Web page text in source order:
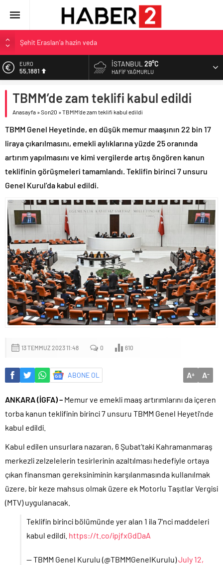
Şehit Eraslan’a hazin veda
Toprak Razgatlıoğlu Çekya’da ikinci oldu
Malatya’da Bakırcılar Çarşısı’na ilk kazma
İzmit Belediyesi’nden Tepeköy’de asfalt mesaisi
EURO
55,1881
6.660,55
BİST
47,7111
İSTANBUL29°C
HAFIF YAĞMURLU
TBMM’de zam teklifi kabul edildi
Anasayfa »Son20 »TBMM’de zam teklifi kabul edildi
TBMM Genel Heyetinde, en düşük memur maaşının 22 bin 17
liraya çıkarılmasını, emekli aylıklarına yüzde 25 oranında
artırım yapılmasını ve kimi vergilerde artış öngören kanun
teklifinin görüşmeleri tamamlandı. Teklifin birinci 7 unsuru
Genel Kurul’da kabul edildi.
13 TEMMUZ 2023 11:48 0 610
ABONE OL A+ A-
ANKARA (İGFA) – Memur ve emekli maaş artırımlarını da içeren
torba kanun teklifinin birinci 7 unsuru TBMM Genel Heyeti’nde
kabul edildi.
Kabul edilen unsurlara nazaran, 6 Şubat’taki Kahramanmaraş
merkezli zelzelelerin tesirlerinin azaltılması hedefiyle ortaya
çıkan finansman gereksiniminin karşılanmasında kullanılmak
üzere, bir keze mahsus olmak üzere ek Motorlu Taşıtlar Vergisi
(MTV) uygulanacak.
Teklifin birinci bölümünde yer alan 1 ila 7'nci maddeleri
kabul edildi. https://t.co/ipjfxGdDaA
— TBMM Genel Kurulu (@TBMMGenelKurulu)July 12,